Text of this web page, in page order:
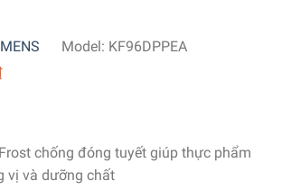
Model: KF96DPPEA
chống đóng tuyết giúp thực phẩm
vị và dưỡng chất